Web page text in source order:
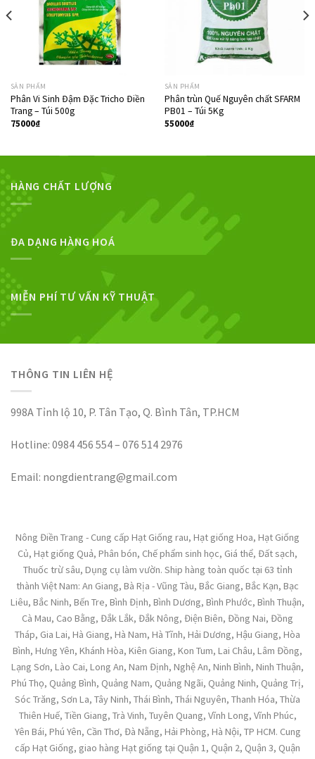
SẢN PHẨM
Phân Vi Sinh Đậm Đặc Tricho Điền
Trang – Túi 500g
75000₫
SẢN PHẨM
Phân trùn Quế Nguyên chất SFARM
PB01 – Túi 5Kg
55000₫
HÀNG CHẤT LƯỢNG
ĐA DẠNG HÀNG HOÁ
MIỄN PHÍ TƯ VẤN KỸ THUẬT
THÔNG TIN LIÊN HỆ
998A Tỉnh lộ 10, P. Tân Tạo, Q. Bình Tân, TP.HCM
Hotline: 0984 456 554 – 076 514 2976
Email: nongdientrang@gmail.com
Nông Điền Trang - Cung cấp Hạt Giống rau, Hạt giống Hoa, Hạt Giống
Củ, Hạt giống Quả, Phân bón, Chế phẩm sinh học, Giá thể, Đất sạch,
Thuốc trừ sâu, Dụng cụ làm vườn. Ship hàng toàn quốc tại 63 tỉnh
thành Việt Nam: An Giang, Bà Rịa - Vũng Tàu, Bắc Giang, Bắc Kạn, Bạc
Liêu, Bắc Ninh, Bến Tre, Bình Định, Bình Dương, Bình Phước, Bình Thuận,
Cà Mau, Cao Bằng, Đắk Lắk, Đắk Nông, Điện Biên, Đồng Nai, Đồng
Tháp, Gia Lai, Hà Giang, Hà Nam, Hà Tĩnh, Hải Dương, Hậu Giang, Hòa
Bình, Hưng Yên, Khánh Hòa, Kiên Giang, Kon Tum, Lai Châu, Lâm Đồng,
Lạng Sơn, Lào Cai, Long An, Nam Định, Nghệ An, Ninh Bình, Ninh Thuận,
Phú Thọ, Quảng Bình, Quảng Nam, Quảng Ngãi, Quảng Ninh, Quảng Trị,
Sóc Trăng, Sơn La, Tây Ninh, Thái Bình, Thái Nguyên, Thanh Hóa, Thừa
Thiên Huế, Tiền Giang, Trà Vinh, Tuyên Quang, Vĩnh Long, Vĩnh Phúc,
Yên Bái, Phú Yên, Cần Thơ, Đà Nẵng, Hải Phòng, Hà Nội, TP HCM. Cung
cấp Hạt Giống, giao hàng Hạt giống tại Quận 1, Quận 2, Quận 3, Quận